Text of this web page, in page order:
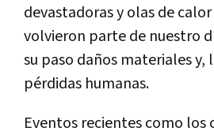
devastadoras y olas de
volvieron parte de nuestro
su paso daños materiales y,
pérdidas humanas.
Eventos recientes como los